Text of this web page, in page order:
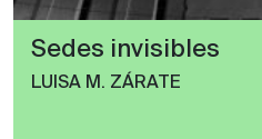
Sedes invisibles
LUISA M. ZÁRATE